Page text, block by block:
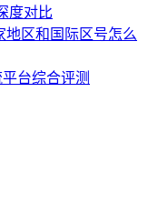
度对比
地区和国际区号怎么
台综合评测